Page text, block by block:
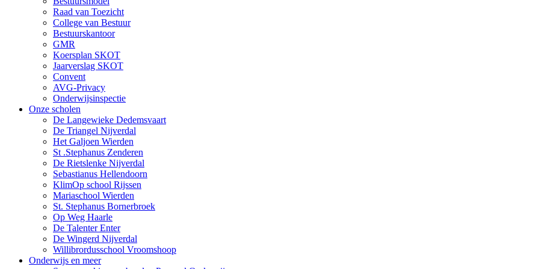
Raad van Toezicht
College van Bestuur
Bestuurskantoor
GMR
Koersplan SKOT
Jaarverslag SKOT
Convent
AVG-Privacy
Onderwijsinspectie
Onze scholen
De Langewieke Dedemsvaart
De Triangel Nijverdal
Het Galjoen Wierden
St .Stephanus Zenderen
De Rietslenke Nijverdal
Sebastianus Hellendoorn
KlimOp school Rijssen
Mariaschool Wierden
St. Stephanus Bornerbroek
Op Weg Haarle
De Talenter Enter
De Wingerd Nijverdal
Willibrordusschool Vroomshoop
Onderwijs en meer